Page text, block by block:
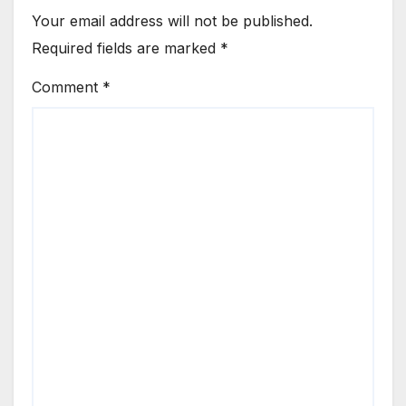
Your email address will not be published.
Required fields are marked *
Comment *